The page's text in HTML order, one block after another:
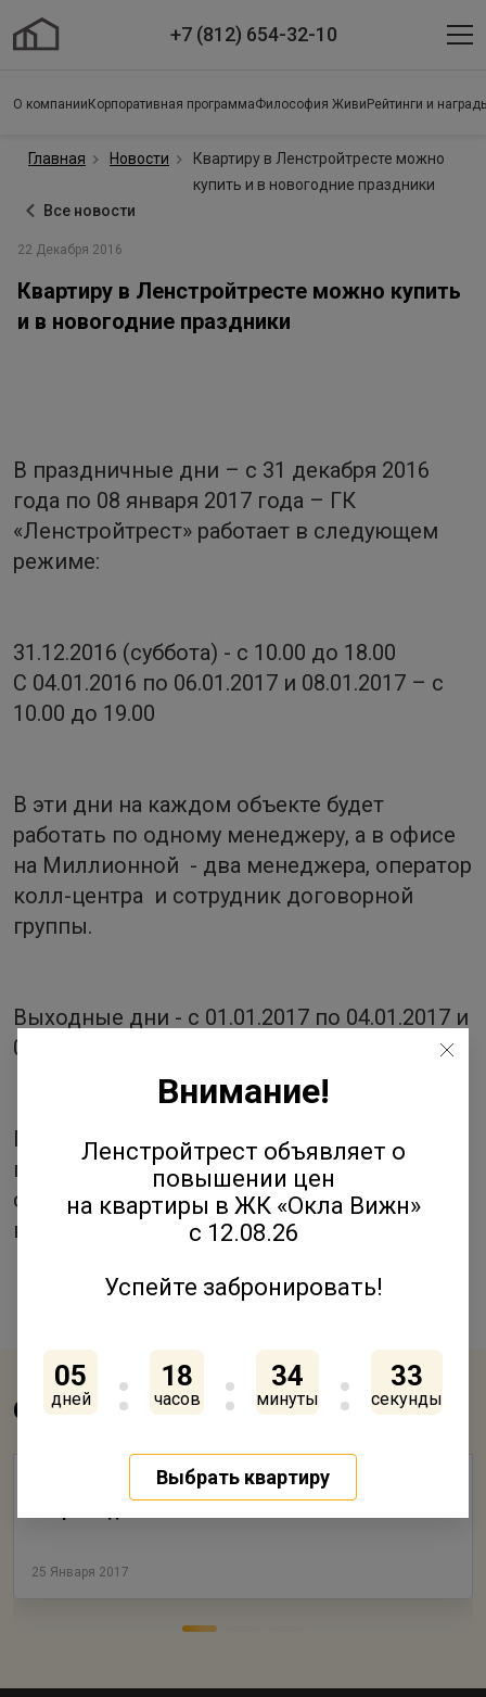
+7 (812) 654-32-10
О компании Корпоративная программаФилософия Живи Рейтинги и
Главная Новости
Квартиру в Ленстройтресте можно
купить и в новогодние праздники
Все новости
22 Декабря 2016
Квартиру в Ленстройтресте можно купить
и в новогодние праздники
В праздничные дни – с 31 декабря 2016
года по 08 января 2017 года – ГК
«Ленстройтрест» работает в следующем
режиме:
31.12.2016 (суббота) - с 10.00 до 18.00
C 04.01.2016 по 06.01.2017 и 08.01.2017 – с
10.00 до 19.00
В эти дни на каждом объекте будет
работать по одному менеджеру, а в офисе
на Миллионной - два менеджера, оператор
колл-центра и сотрудник договорной
группы.
Выходные дни - с 01.01.2017 по 04.01.2017 и
07.01.2017
Поздравляем всех с наступающим Новым
годом и Рождеством и желаем
скорейшего разрешения жилищных
вопросов.
Смотрите также
ГК Ленстройтрест построит на Петровском
25 Января 2017
Внимание!
Ленстройтрест объявляет о
повышении цен
на квартиры в ЖК «Окла Вижн»
с 12.08.26
Успейте забронировать!
05
дней
18
часов
34
минуты
33
секунды
Выбрать квартиру